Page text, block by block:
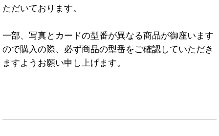
ただいております。
一部、写真とカードの型番が異なる商品が御座います
ので購入の際、必ず商品の型番をご確認していただき
ますようお願い申し上げます。